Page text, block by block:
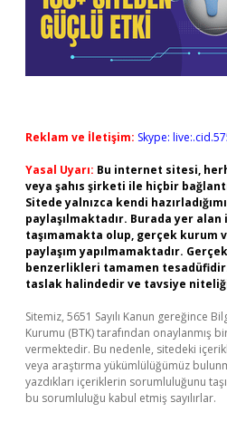
Reklam ve İletişim: Skype:
Yasal Uyarı: Bu internet sitesi,
veya şahıs şirketi ile hiçbir
Sitede yalnızca kendi
paylaşılmaktadır. Burada yer
taşımamakta olup, gerçek kurum
paylaşım yapılmamaktadır.
benzerlikleri tamamen
taslak halindedir ve tavsiye
Sitemiz, 5651 Sayılı Kanun gereğince
Kurumu (BTK) tarafından onaylanmış
vermektedir. Bu nedenle, sitedeki
veya araştırma yükümlülüğümüz
yazdıkları içeriklerin sorumluluğunu
bu sorumluluğu kabul etmiş sayılırlar.